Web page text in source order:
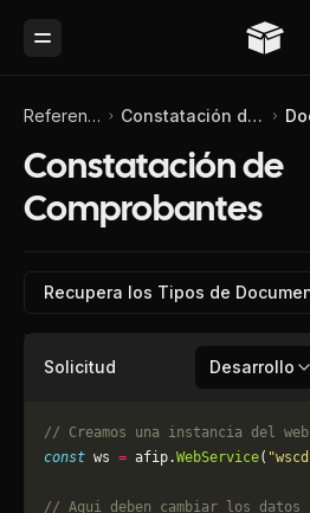
Toggle Menu
Referencia de API Constatación de Comprobantes
Constatación de
Comprobantes
Recupera los Tipos de
Solicitud Desarrollo
// Creamos una instancia del
const ws = afip.WebService(
// Aqui deben cambiar los datos